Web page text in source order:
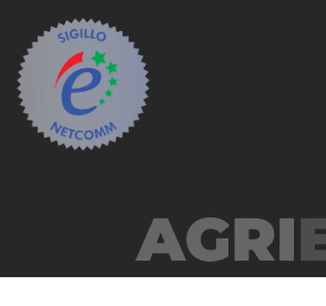
Tellarini Pompe
Telwin
Tenco
Tineco
Titania
Trev - Abrek - TecnoVIR